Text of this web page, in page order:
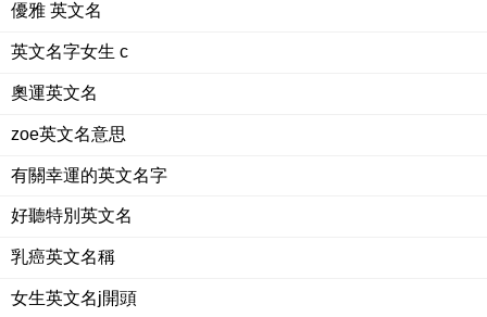
優雅 英文名
英文名字女生 c
奧運英文名
zoe英文名意思
有關幸運的英文名字
好聽特別英文名
乳癌英文名稱
女生英文名j開頭